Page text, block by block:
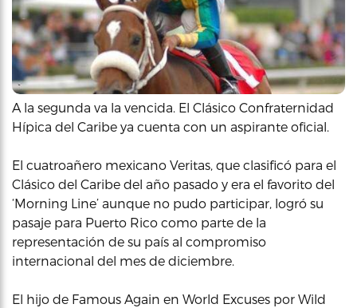
A la segunda va la vencida. El Clásico Confraternidad
Hípica del Caribe ya cuenta con un aspirante oficial.
El cuatroañero mexicano Veritas, que clasificó para el
Clásico del Caribe del año pasado y era el favorito del
‘Morning Line’ aunque no pudo participar, logró su
pasaje para Puerto Rico como parte de la
representación de su país al compromiso
internacional del mes de diciembre.
El hijo de Famous Again en World Excuses por Wild